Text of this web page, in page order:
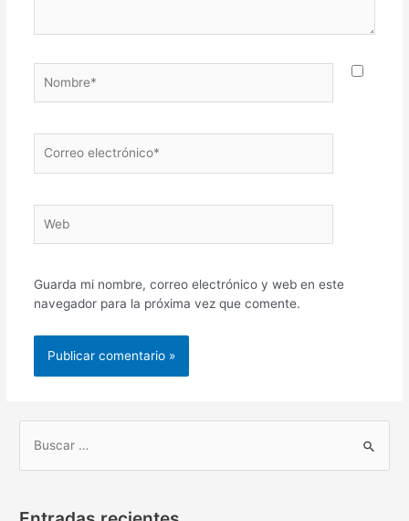
electrónico*
Guarda mi nombre, correo electrónico y web en este
navegador para la próxima vez que comente.
u